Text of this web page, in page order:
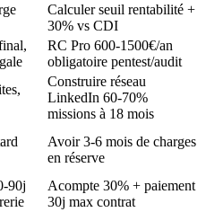
Calculer seuil rentabilité +
30% vs CDI
RC Pro 600-1500€/an
obligatoire pentest/audit
Construire réseau
LinkedIn 60-70%
missions à 18 mois
Avoir 3-6 mois de charges
en réserve
90j
Acompte 30% + paiement
30j max contrat